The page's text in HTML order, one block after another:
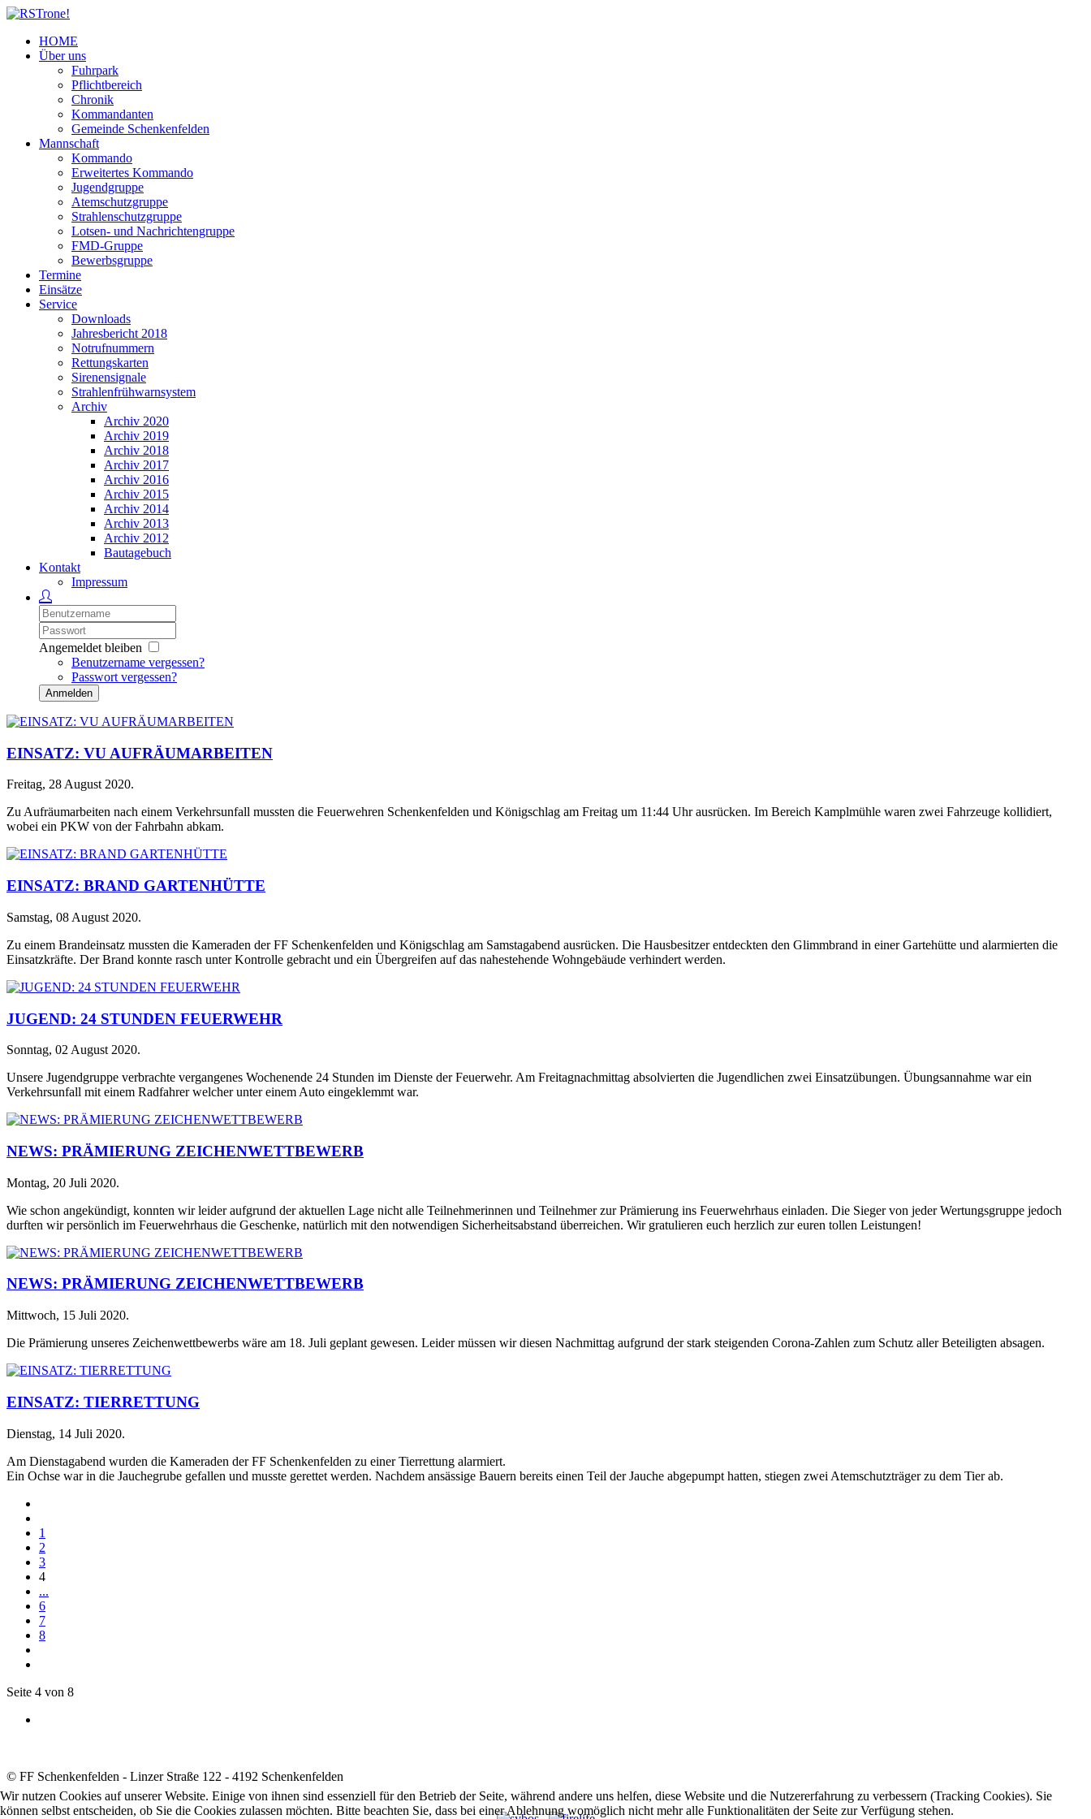
HOME
Über uns
Fuhrpark
Pflichtbereich
Chronik
Kommandanten
Gemeinde Schenkenfelden
Mannschaft
Kommando
Erweitertes Kommando
Jugendgruppe
Atemschutzgruppe
Strahlenschutzgruppe
Lotsen- und Nachrichtengruppe
FMD-Gruppe
Bewerbsgruppe
Termine
Einsätze
Service
Downloads
Jahresbericht 2018
Notrufnummern
Rettungskarten
Sirenensignale
Strahlenfrühwarnsystem
Archiv
Archiv 2020
Archiv 2019
Archiv 2018
Archiv 2017
Archiv 2016
Archiv 2015
Archiv 2014
Archiv 2013
Archiv 2012
Bautagebuch
Kontakt
Impressum
Angemeldet bleiben
Benutzername vergessen?
Passwort vergessen?
Anmelden
EINSATZ: VU AUFRÄUMARBEITEN
Freitag, 28 August 2020.
Zu Aufräumarbeiten nach einem Verkehrsunfall mussten die Feuerwehren Schenkenfelden und Königschlag am Freitag um 11:44 Uhr ausrücken. Im Bereich Kamplmühle waren zwei Fahrzeuge kollidiert,
wobei ein PKW von der Fahrbahn abkam.
EINSATZ: BRAND GARTENHÜTTE
Samstag, 08 August 2020.
Zu einem Brandeinsatz mussten die Kameraden der FF Schenkenfelden und Königschlag am Samstagabend ausrücken. Die Hausbesitzer entdeckten den Glimmbrand in einer Gartehütte und alarmierten die
Einsatzkräfte. Der Brand konnte rasch unter Kontrolle gebracht und ein Übergreifen auf das nahestehende Wohngebäude verhindert werden.
JUGEND: 24 STUNDEN FEUERWEHR
Sonntag, 02 August 2020.
Unsere Jugendgruppe verbrachte vergangenes Wochenende 24 Stunden im Dienste der Feuerwehr. Am Freitagnachmittag absolvierten die Jugendlichen zwei Einsatzübungen. Übungsannahme war ein
Verkehrsunfall mit einem Radfahrer welcher unter einem Auto eingeklemmt war.
NEWS: PRÄMIERUNG ZEICHENWETTBEWERB
Montag, 20 Juli 2020.
Wie schon angekündigt, konnten wir leider aufgrund der aktuellen Lage nicht alle Teilnehmerinnen und Teilnehmer zur Prämierung ins Feuerwehrhaus einladen. Die Sieger von jeder Wertungsgruppe jedoch
durften wir persönlich im Feuerwehrhaus die Geschenke, natürlich mit den notwendigen Sicherheitsabstand überreichen. Wir gratulieren euch herzlich zur euren tollen Leistungen!
NEWS: PRÄMIERUNG ZEICHENWETTBEWERB
Mittwoch, 15 Juli 2020.
Die Prämierung unseres Zeichenwettbewerbs wäre am 18. Juli geplant gewesen. Leider müssen wir diesen Nachmittag aufgrund der stark steigenden Corona-Zahlen zum Schutz aller Beteiligten absagen.
EINSATZ: TIERRETTUNG
Dienstag, 14 Juli 2020.
Am Dienstagabend wurden die Kameraden der FF Schenkenfelden zu einer Tierrettung alarmiert.
Ein Ochse war in die Jauchegrube gefallen und musste gerettet werden. Nachdem ansässige Bauern bereits einen Teil der Jauche abgepumpt hatten, stiegen zwei Atemschutzträger zu dem Tier ab.
1
2
3
4
...
6
7
8
Seite 4 von 8
© FF Schenkenfelden - Linzer Straße 122 - 4192 Schenkenfelden
Wir nutzen Cookies auf unserer Website. Einige von ihnen sind essenziell für den Betrieb der Seite, während andere uns helfen, diese Website und die Nutzererfahrung zu verbessern (Tracking Cookies). Sie
können selbst entscheiden, ob Sie die Cookies zulassen möchten. Bitte beachten Sie, dass bei einer Ablehnung womöglich nicht mehr alle Funktionalitäten der Seite zur Verfügung stehen.